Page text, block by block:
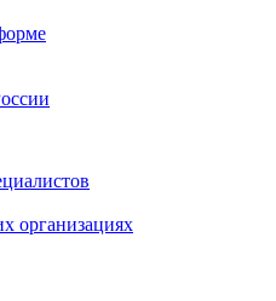
организациях